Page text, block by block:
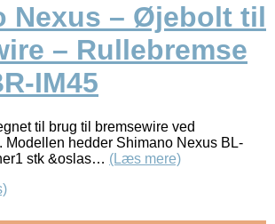
Nexus – Øjebolt til
– Rullebremse
IM45
til brug til bremsewire ved
Modellen hedder Shimano Nexus BL-
stk &oslas… (Læs mere)